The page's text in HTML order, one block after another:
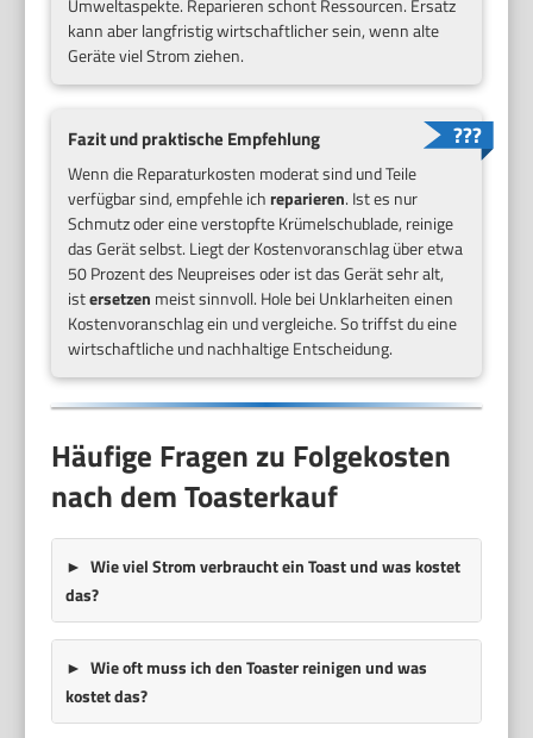
Umweltaspekte. Reparieren schont Ressourcen. Ersatz
kann aber langfristig wirtschaftlicher sein, wenn alte
Geräte viel Strom ziehen.
Fazit und praktische Empfehlung
Wenn die Reparaturkosten moderat sind und Teile
verfügbar sind, empfehle ichreparieren. Ist es nur
Schmutz oder eine verstopfte Krümelschublade, reinige
das Gerät selbst. Liegt der Kostenvoranschlag über etwa
50 Prozent des Neupreises oder ist das Gerät sehr alt,
istersetzen meist sinnvoll. Hole bei Unklarheiten einen
Kostenvoranschlag ein und vergleiche. So triffst du eine
wirtschaftliche und nachhaltige Entscheidung.
Häufige Fragen zu Folgekosten
nach dem Toasterkauf
Wie viel Strom verbraucht ein Toast und was kostet
das?
Wie oft muss ich den Toaster reinigen und was
kostet das?